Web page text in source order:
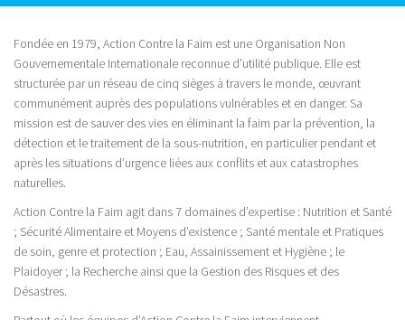
Fondée en 1979, Action Contre la Faim est une Organisation Non
Gouvernementale Internationale reconnue d’utilité publique. Elle est
structurée par un réseau de cinq sièges à travers le monde, œuvrant
communément auprès des populations vulnérables et en danger. Sa
mission est de sauver des vies en éliminant la faim par la prévention, la
détection et le traitement de la sous-nutrition, en particulier pendant et
après les situations d’urgence liées aux conflits et aux catastrophes
naturelles.
Action Contre la Faim agit dans 7 domaines d’expertise : Nutrition et Santé
; Sécurité Alimentaire et Moyens d’existence ; Santé mentale et Pratiques
de soin, genre et protection ; Eau, Assainissement et Hygiène ; le
Plaidoyer ; la Recherche ainsi que la Gestion des Risques et des
Désastres.